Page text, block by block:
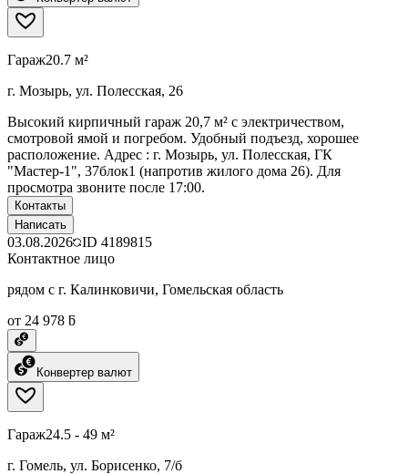
Гараж20.7 м²
г. Мозырь, ул. Полесская, 26
Высокий кирпичный гараж 20,7 м² с электричеством,
смотровой ямой и погребом. Удобный подъезд, хорошее
расположение. Адрес : г. Мозырь, ул. Полесская, ГК
"Мастер-1", 37блок1 (напротив жилого дома 26). Для
просмотра звоните после 17:00.
Контакты
Написать
03.08.2026 ID 4189815
Контактное лицо
рядом с г. Калинковичи, Гомельская область
от 24 978 ƃ
Конвертер валют
Гараж24.5 - 49 м²
г. Гомель, ул. Борисенко, 7/б